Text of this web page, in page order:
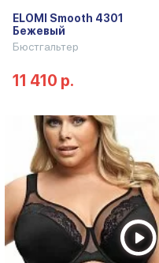
ELOMI Smooth 4301
Бежевый
Бюстгальтер
11 410 р.